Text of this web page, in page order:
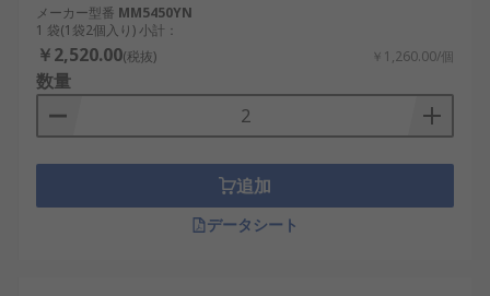
メーカー型番 MM5450YN
1 袋(1袋2個入り) 小計：
￥2,520.00(税抜) ￥1,260.00/個
数量
追加
データシート